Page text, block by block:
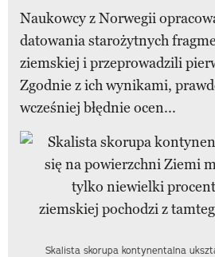
Naukowcy z Norwegii
datowania starożytnych
ziemskiej i przeprowadzili
Zgodnie z ich wynikami,
wcześniej błędnie ocen...
Skalista skorupa kontynentalna